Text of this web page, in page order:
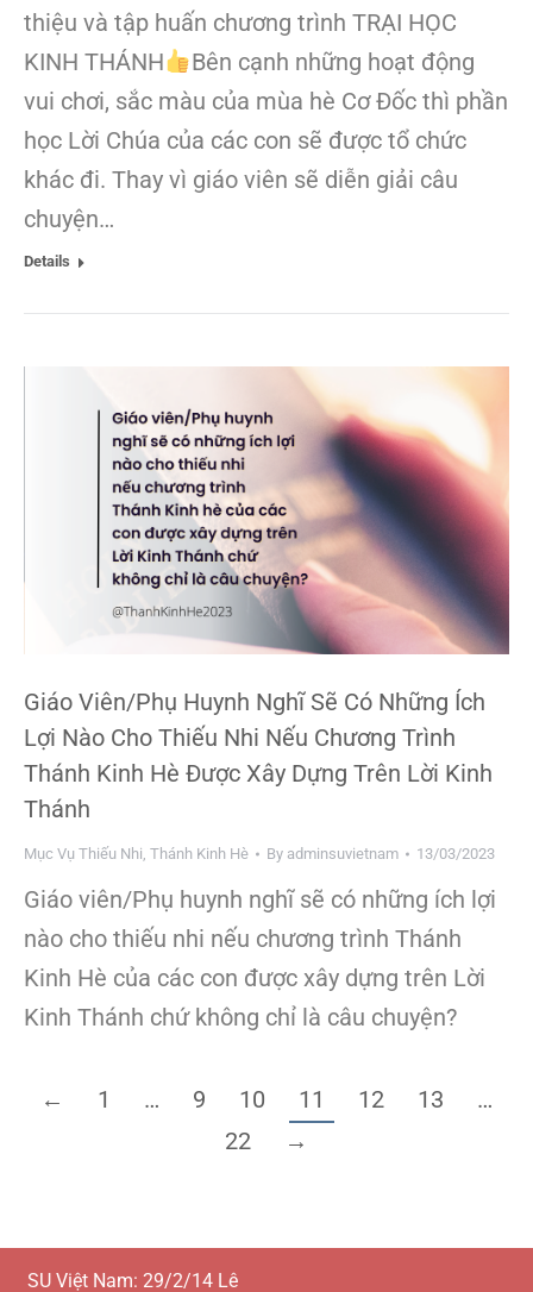
thiệu và tập huấn chương trình TRẠI HỌC
KINH THÁNH
Bên cạnh những hoạt động
vui chơi, sắc màu của mùa hè Cơ Đốc thì phần
học Lời Chúa của các con sẽ được tổ chức
khác đi. Thay vì giáo viên sẽ diễn giải câu
chuyện…
Details
Giáo Viên/Phụ Huynh Nghĩ Sẽ Có Những Ích
Lợi Nào Cho Thiếu Nhi Nếu Chương Trình
Thánh Kinh Hè Được Xây Dựng Trên Lời Kinh
Thánh
Mục Vụ Thiếu Nhi, Thánh Kinh Hè By adminsuvietnam 13/03/2023
Giáo viên/Phụ huynh nghĩ sẽ có những ích lợi
nào cho thiếu nhi nếu chương trình Thánh
Kinh Hè của các con được xây dựng trên Lời
Kinh Thánh chứ không chỉ là câu chuyện?
← 1 … 9 10 11 12 13
…
22
→
SU Việt Nam: 29/2/14 Lê